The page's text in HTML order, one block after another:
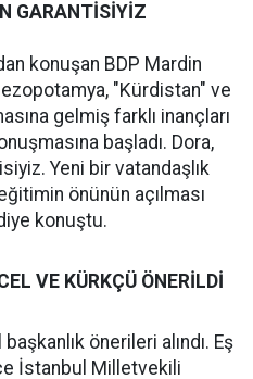
GARANTİSİYİZ
konuşan BDP Mardin
"Kürdistan" ve
gelmiş farklı inançları
başladı. Dora,
Yeni bir vatandaşlık
önünün açılması
konuştu.
VE KÜRKÇÜ ÖNERİLDİ
önerileri alındı. Eş
İstanbul Milletvekili